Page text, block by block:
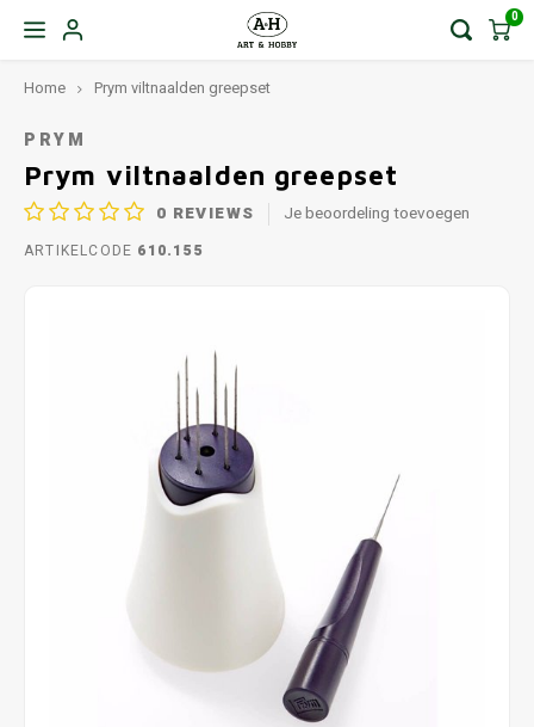
0
Home Prym viltnaalden greepset
PRYM
Prym viltnaalden greepset
0 REVIEWS Je beoordeling toevoegen
ARTIKELCODE 610.155